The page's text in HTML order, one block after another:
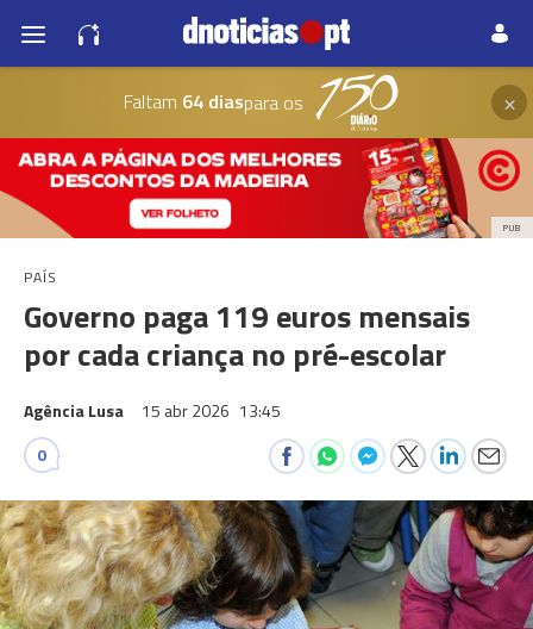
Faltam 64 diaspara os ×
PUB
PAÍS
Governo paga 119 euros mensais
por cada criança no pré-escolar
Agência Lusa 15 abr 2026 13:45
0